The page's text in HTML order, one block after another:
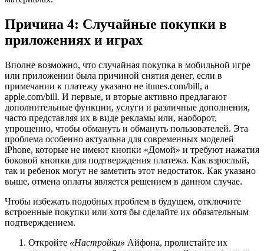
Причина 4: Случайные покупки в
приложениях и играх
Вполне возможно, что случайная покупка в мобильной игре
или приложении была причиной снятия денег, если в
примечании к платежу указано не itunes.com/bill, а
apple.com/bill. И первые, и вторые активно предлагают
дополнительные функции, услуги и различные дополнения,
часто представляя их в виде рекламы или, наоборот,
упрощенно, чтобы обмануть и обмануть пользователей. Эта
проблема особенно актуальна для современных моделей
iPhone, которые не имеют кнопки «Домой» и требуют нажатия
боковой кнопки для подтверждения платежа. Как взрослый,
так и ребенок могут не заметить этот недостаток. Как указано
выше, отмена оплаты является решением в данном случае.
Чтобы избежать подобных проблем в будущем, отключите
встроенные покупки или хотя бы сделайте их обязательным
подтверждением.
Откройте «Настройки» Айфона, пролистайте их